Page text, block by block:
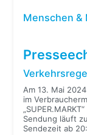
Menschen &
Am 13. Mai
im
Sendung läuft
Sendezeit ab